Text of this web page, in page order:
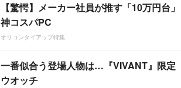
【驚愕】メーカー社員が推す「10万円台」
神コスパPC
オリコンタイアップ特集
一番似合う登場人物は…『VIVANT』限定
ウオッチ